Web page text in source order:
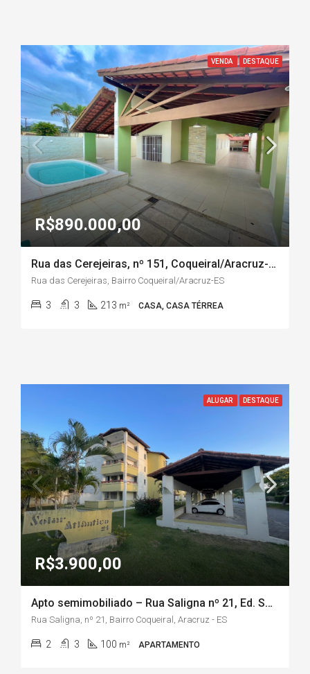
VENDA DESTAQUE
R$890.000,00
Rua das Cerejeiras, nº 151, Coqueiral/Aracruz-ES
Rua das Cerejeiras, Bairro Coqueiral/Aracruz-ES
3 3 213 m² CASA, CASA TÉRREA
ALUGAR DESTAQUE
R$3.900,00
Apto semimobiliado – Rua Saligna nº 21, Ed. Solar Atlântico, Bairro Coqueiral/Aracruz-ES
Rua Saligna, nº 21, Bairro Coqueiral, Aracruz - ES
2 3 100 m² APARTAMENTO